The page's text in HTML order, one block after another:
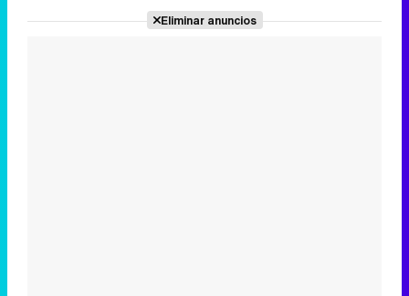
Eliminar anuncios